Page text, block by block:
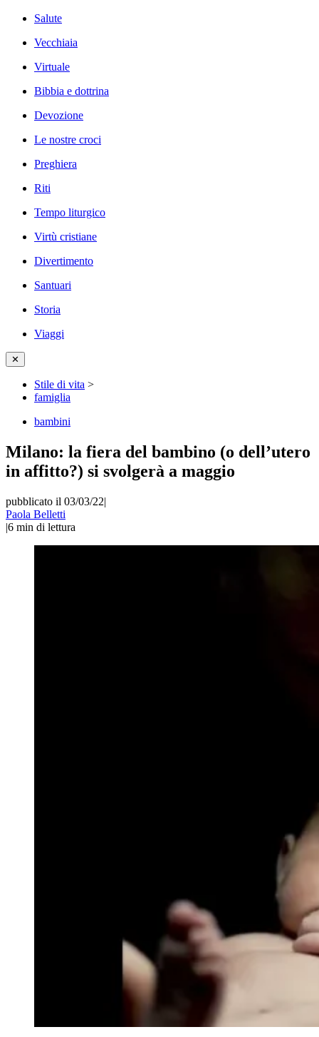
Salute
Vecchiaia
Virtuale
Bibbia e dottrina
Devozione
Le nostre croci
Preghiera
Riti
Tempo liturgico
Virtù cristiane
Divertimento
Santuari
Storia
Viaggi
✕
Stile di vita >
famiglia
bambini
Milano: la fiera del bambino (o dell’utero
in affitto?) si svolgerà a maggio
pubblicato il 03/03/22|
Paola Belletti
|6 min di lettura